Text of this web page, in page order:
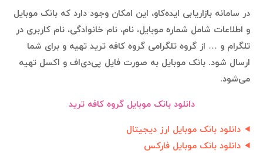
در سامانه بازاریابی ایده‌کاو، این امکان وجود دارد که بانک موبایل
و اطلاعات شامل شماره موبایل، نام، نام خانوادگی، نام کاربری در
تلگرام و … از گروه تلگرامی گروه کافه ترید تهیه و برای شما
ارسال شود. بانک موبایل به صورت فایل پی‌دی‌اف و اکسل تهیه
می‌شود.
دانلود بانک موبایل گروه کافه ترید
دانلود بانک موبایل ارز دیجیتال
دانلود بانک موبایل فارکس